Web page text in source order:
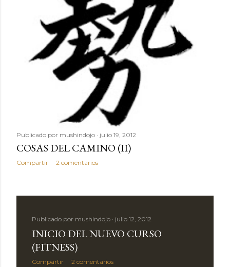
Publicado por mushindojo julio 19, 2012
COSAS DEL CAMINO (II)
Compartir 2 comentarios
Publicado por mushindojo julio 12, 2012
INICIO DEL NUEVO CURSO
(FITNESS)
Compartir 2 comentarios